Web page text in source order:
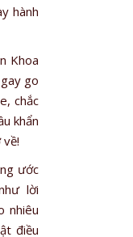
hành
Khoa
go
chắc
khẩn
ước
lời
nhiêu
điều